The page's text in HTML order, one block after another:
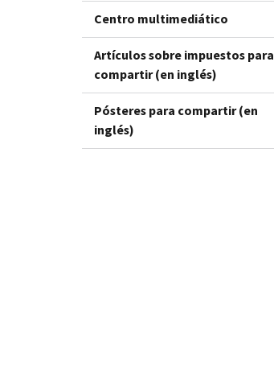
Centro multimediático
Artículos sobre impuestos para
compartir (en inglés)
Pósteres para compartir (en
inglés)